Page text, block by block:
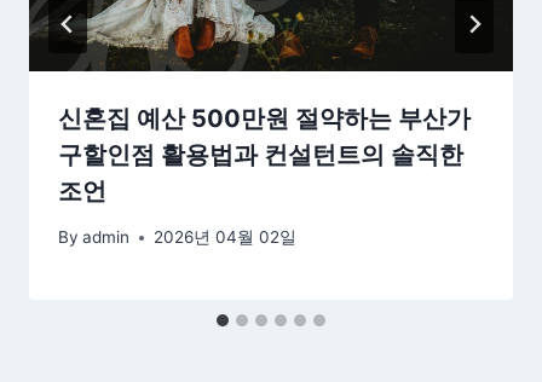
신혼집 예산 500만원 절약하는 부산가
구할인점 활용법과 컨설턴트의 솔직한
조언
By admin 2026년 04월 02일